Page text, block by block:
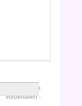
Alle Rechte
vorbehalten -